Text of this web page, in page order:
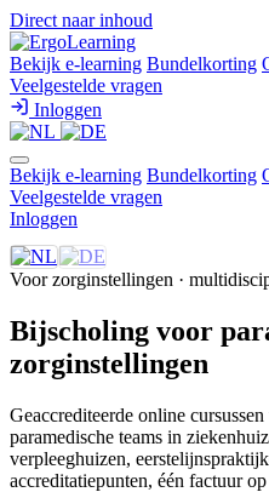
Direct naar inhoud
Bekijk e-learning Bundelkorting
Veelgestelde vragen
Inloggen
Bekijk e-learning Bundelkorting
Veelgestelde vragen
Inloggen
Voor zorginstellingen ·
Bijscholing voor
zorginstellingen
Geaccrediteerde online
paramedische teams in
verpleeghuizen,
accreditatiepunten, één factuur